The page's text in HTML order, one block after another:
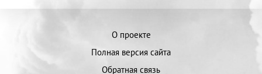
О проекте
Полная версия сайта
Обратная связь